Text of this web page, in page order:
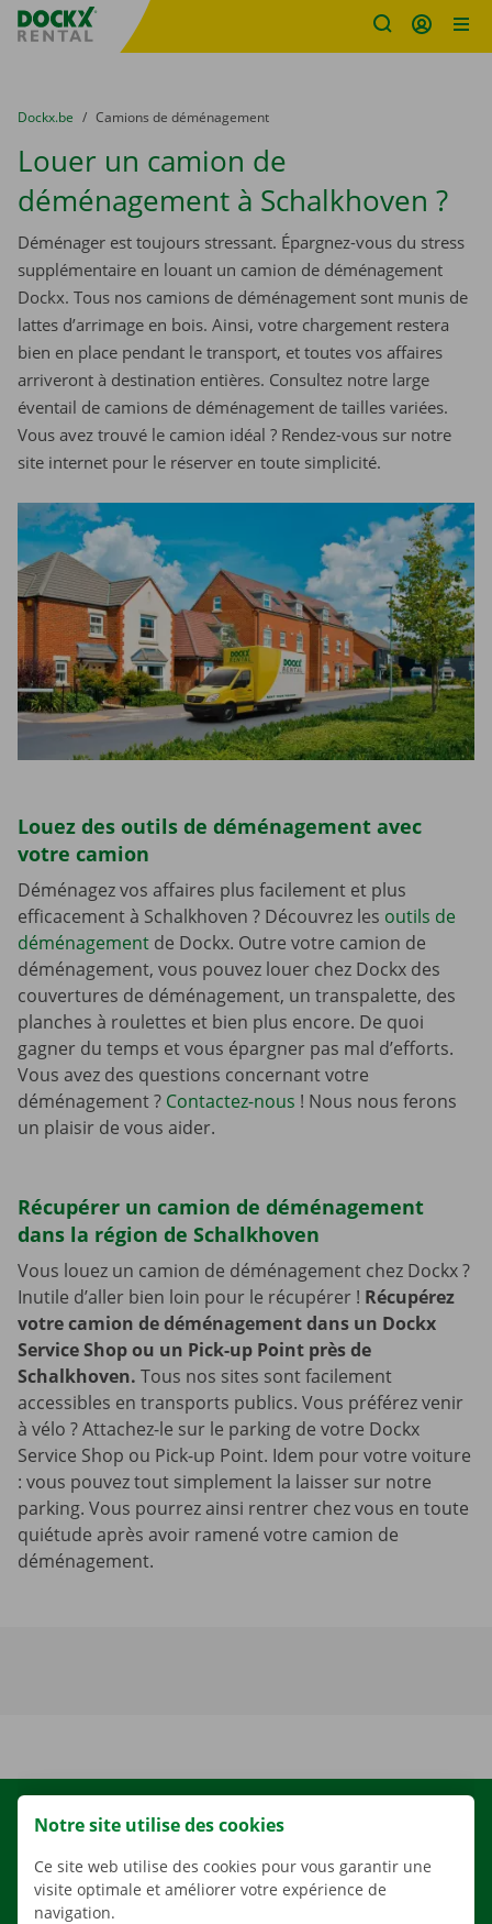
sitename
You are here:
du
Dockx.be to
Camions de déménagement
Louer un camion de
déménagement à Schalkhoven ?
Déménager est toujours stressant. Épargnez-vous du stress
supplémentaire en louant un camion de déménagement
Dockx. Tous nos camions de déménagement sont munis de
lattes d’arrimage en bois. Ainsi, votre chargement restera
bien en place pendant le transport, et toutes vos affaires
arriveront à destination entières. Consultez notre large
éventail de camions de déménagement de tailles variées.
Vous avez trouvé le camion idéal ? Rendez-vous sur notre
site internet pour le réserver en toute simplicité.
Louez des outils de déménagement avec
votre camion
Déménagez vos affaires plus facilement et plus
efficacement à Schalkhoven ? Découvrez les outils de
déménagement de Dockx. Outre votre camion de
déménagement, vous pouvez louer chez Dockx des
couvertures de déménagement, un transpalette, des
planches à roulettes et bien plus encore. De quoi
gagner du temps et vous épargner pas mal d’efforts.
Vous avez des questions concernant votre
déménagement ? Contactez-nous ! Nous nous ferons
un plaisir de vous aider.
Récupérer un camion de déménagement
dans la région de Schalkhoven
Vous louez un camion de déménagement chez Dockx ?
Inutile d’aller bien loin pour le récupérer ! Récupérez
votre camion de déménagement dans un Dockx
Service Shop ou un Pick-up Point près de
Schalkhoven. Tous nos sites sont facilement
accessibles en transports publics. Vous préférez venir
à vélo ? Attachez-le sur le parking de votre Dockx
Service Shop ou Pick-up Point. Idem pour votre voiture
: vous pouvez tout simplement la laisser sur notre
parking. Vous pourrez ainsi rentrer chez vous en toute
quiétude après avoir ramené votre camion de
déménagement.
LOCATION
NOS VÉHICULES
NOS SERVICES
Notre site utilise des cookies
Ce site web utilise des cookies pour vous garantir une
visite optimale et améliorer votre expérience de
navigation.